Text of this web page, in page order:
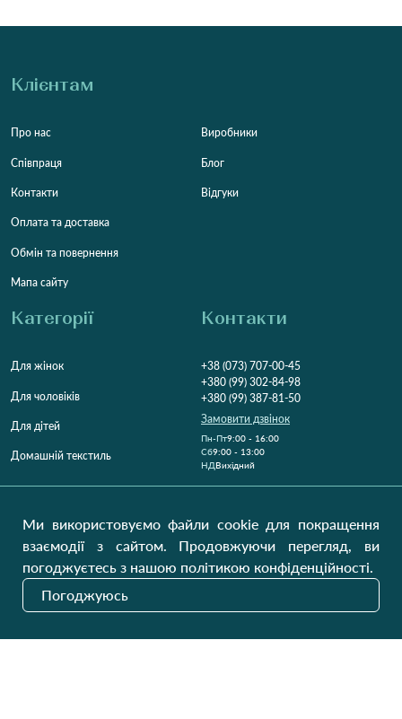
Клієнтам
Про нас
Співпраця
Контакти
Оплата та доставка
Обмін та повернення
Мапа сайту
Виробники
Блог
Відгуки
Категорії
Для жінок
Для чоловіків
Для дітей
Домашній текстиль
Контакти
+38 (073) 707-00-45
+380 (99) 302-84-98
+380 (99) 387-81-50
Замовити дзвінок
Пн-Пт9:00 - 16:00
Cб9:00 - 13:00
НДВихідний
Наші оновлення
Ми використовуємо файли cookie для покращення
взаємодії з сайтом. Продовжуючи перегляд, ви
погоджуєтесь з нашою політикою конфіденційності.
Погоджуюсь